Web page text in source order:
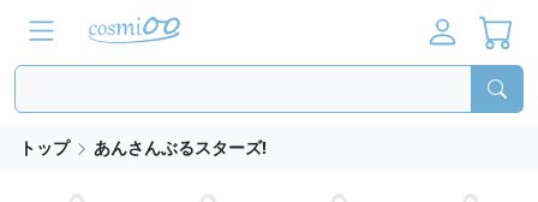
トップ あんさんぶるスターズ!